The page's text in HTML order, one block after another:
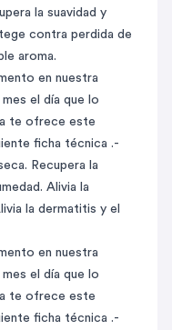
la suavidad y
contra perdida de
aroma.
en nuestra
el día que lo
te ofrece este
ficha técnica .-
Recupera la
Alivia la
la dermatitis y el
en nuestra
el día que lo
te ofrece este
ficha técnica .-